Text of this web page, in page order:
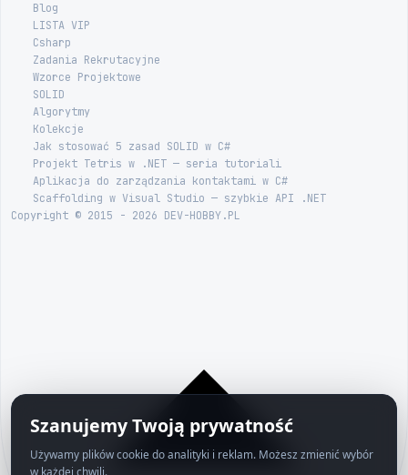
Blog
LISTA VIP
Csharp
Zadania Rekrutacyjne
Wzorce Projektowe
SOLID
Algorytmy
Kolekcje
Jak stosować 5 zasad SOLID w C#
Projekt Tetris w .NET — seria tutoriali
Aplikacja do zarządzania kontaktami w C#
Scaffolding w Visual Studio — szybkie API .NET
Copyright © 2015 - 2026 DEV-HOBBY.PL
Szanujemy Twoją prywatność
Używamy plików cookie do analityki i reklam. Możesz zmienić wybór
w każdej chwili.